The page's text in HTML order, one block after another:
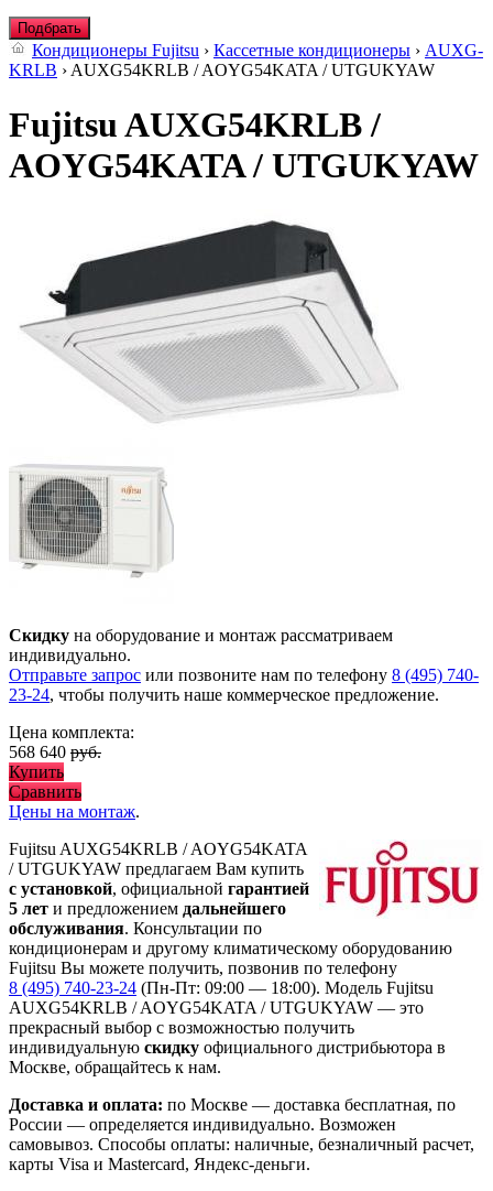
Подбрать
Кондиционеры Fujitsu › Кассетные кондиционеры › AUXG-
KRLB › AUXG54KRLB / AOYG54KATA / UTGUKYAW
Fujitsu AUXG54KRLB /
AOYG54KATA / UTGUKYAW
Скидку на оборудование и монтаж рассматриваем
индивидуально.
Отправьте запрос или позвоните нам по телефону 8 (495) 740-
23-24, чтобы получить наше коммерческое предложение.
Цена комплекта:
568 640 руб.
Купить
Сравнить
Цены на монтаж.
Fujitsu AUXG54KRLB / AOYG54KATA
/ UTGUKYAW предлагаем Вам купить
с установкой, официальной гарантией
5 лет и предложением дальнейшего
обслуживания. Консультации по
кондиционерам и другому климатическому оборудованию
Fujitsu Вы можете получить, позвонив по телефону
8 (495) 740-23-24 (Пн-Пт: 09:00 — 18:00). Модель Fujitsu
AUXG54KRLB / AOYG54KATA / UTGUKYAW — это
прекрасный выбор с возможностью получить
индивидуальную скидку официального дистрибьютора в
Москве, обращайтесь к нам.
Доставка и оплата: по Москве — доставка бесплатная, по
России — определяется индивидуально. Возможен
самовывоз. Способы оплаты: наличные, безналичный расчет,
карты Visa и Mastercard, Яндекс-деньги.